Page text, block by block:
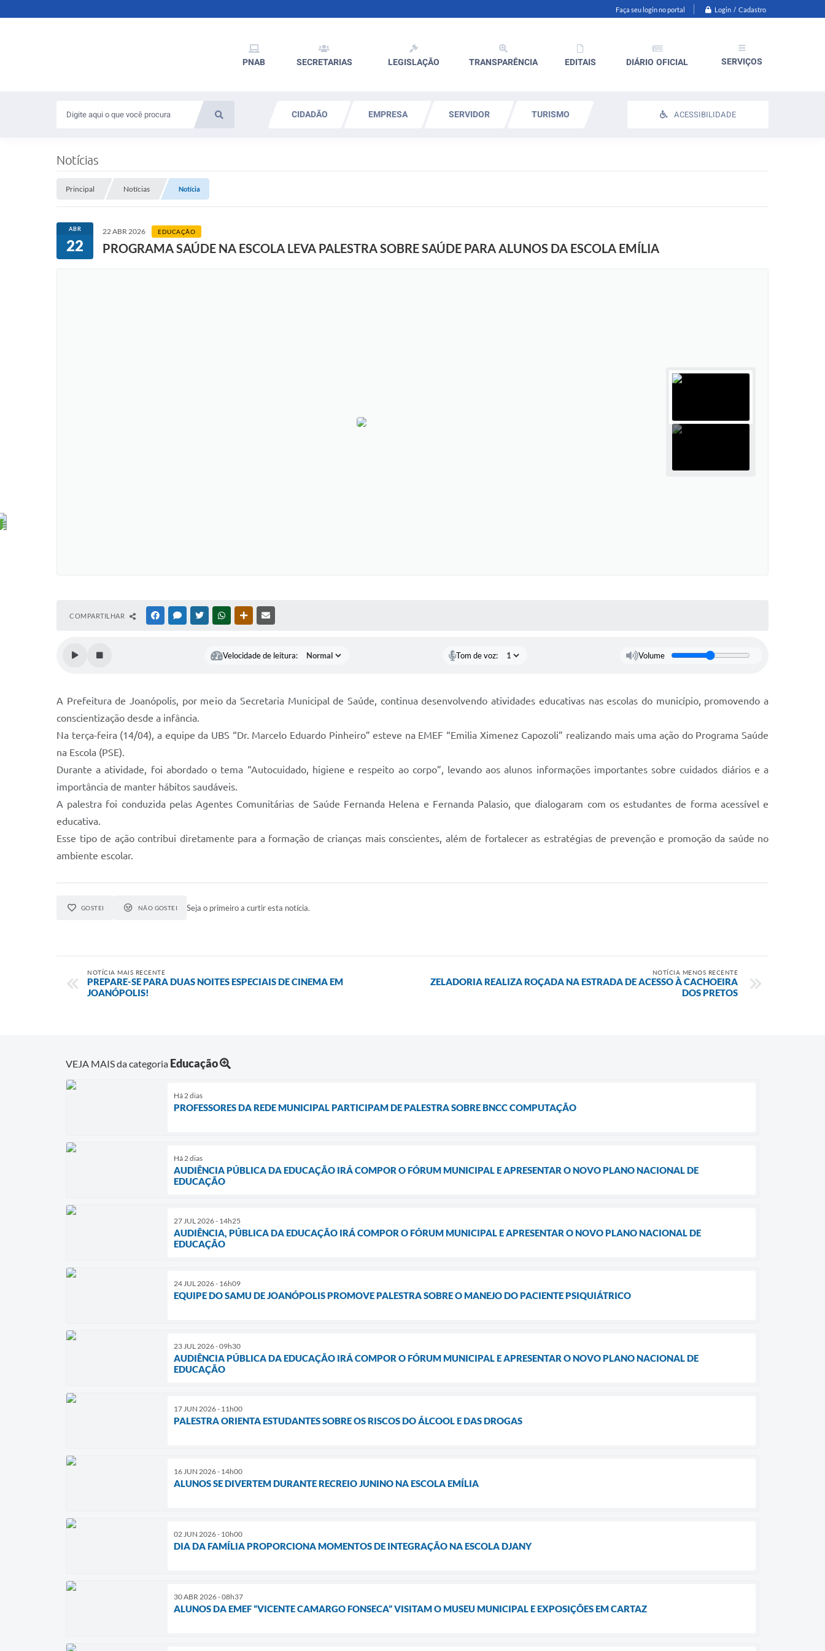
Faça seu login no portal Login / Cadastro
PNAB SECRETARIAS LEGISLAÇÃO TRANSPARÊNCIA EDITAIS DIÁRIO OFICIAL SERVIÇOS
CIDADÃO EMPRESA SERVIDOR TURISMO ACESSIBILIDADE
Notícias
Principal Notícias Notícia
ABR
22
22 ABR 2026 EDUCAÇÃO
PROGRAMA SAÚDE NA ESCOLA LEVA PALESTRA SOBRE SAÚDE PARA ALUNOS DA ESCOLA EMÍLIA
COMPARTILHAR FACEBOOKMESSENGER
TWITTERWHATSAPPOUTRAS MÍDIAS
Velocidade de leitura: Tom de voz: Volume
A Prefeitura de Joanópolis, por meio da Secretaria Municipal de Saúde, continua desenvolvendo atividades educativas nas escolas do município, promovendo a
conscientização desde a infância.
Na terça-feira (14/04), a equipe da UBS “Dr. Marcelo Eduardo Pinheiro” esteve na EMEF “Emilia Ximenez Capozoli” realizando mais uma ação do Programa Saúde
na Escola (PSE).
Durante a atividade, foi abordado o tema “Autocuidado, higiene e respeito ao corpo”, levando aos alunos informações importantes sobre cuidados diários e a
importância de manter hábitos saudáveis.
A palestra foi conduzida pelas Agentes Comunitárias de Saúde Fernanda Helena e Fernanda Palasio, que dialogaram com os estudantes de forma acessível e
educativa.
Esse tipo de ação contribui diretamente para a formação de crianças mais conscientes, além de fortalecer as estratégias de prevenção e promoção da saúde no
ambiente escolar.
GOSTEI NÃO GOSTEI Seja o primeiro a curtir esta notícia.
NOTÍCIA MAIS RECENTE
PREPARE-SE PARA DUAS NOITES ESPECIAIS DE CINEMA EM
JOANÓPOLIS!
NOTÍCIA MENOS RECENTE
ZELADORIA REALIZA ROÇADA NA ESTRADA DE ACESSO À CACHOEIRA
DOS PRETOS
VEJA MAIS da categoria Educação
Há 2 dias
PROFESSORES DA REDE MUNICIPAL PARTICIPAM DE PALESTRA SOBRE BNCC COMPUTAÇÃO
Há 2 dias
AUDIÊNCIA PÚBLICA DA EDUCAÇÃO IRÁ COMPOR O FÓRUM MUNICIPAL E APRESENTAR O NOVO PLANO NACIONAL DE
EDUCAÇÃO
27 JUL 2026 - 14h25
AUDIÊNCIA, PÚBLICA DA EDUCAÇÃO IRÁ COMPOR O FÓRUM MUNICIPAL E APRESENTAR O NOVO PLANO NACIONAL DE
EDUCAÇÃO
24 JUL 2026 - 16h09
EQUIPE DO SAMU DE JOANÓPOLIS PROMOVE PALESTRA SOBRE O MANEJO DO PACIENTE PSIQUIÁTRICO
23 JUL 2026 - 09h30
AUDIÊNCIA PÚBLICA DA EDUCAÇÃO IRÁ COMPOR O FÓRUM MUNICIPAL E APRESENTAR O NOVO PLANO NACIONAL DE
EDUCAÇÃO
17 JUN 2026 - 11h00
PALESTRA ORIENTA ESTUDANTES SOBRE OS RISCOS DO ÁLCOOL E DAS DROGAS
16 JUN 2026 - 14h00
ALUNOS SE DIVERTEM DURANTE RECREIO JUNINO NA ESCOLA EMÍLIA
02 JUN 2026 - 10h00
DIA DA FAMÍLIA PROPORCIONA MOMENTOS DE INTEGRAÇÃO NA ESCOLA DJANY
30 ABR 2026 - 08h37
ALUNOS DA EMEF “VICENTE CAMARGO FONSECA” VISITAM O MUSEU MUNICIPAL E EXPOSIÇÕES EM CARTAZ